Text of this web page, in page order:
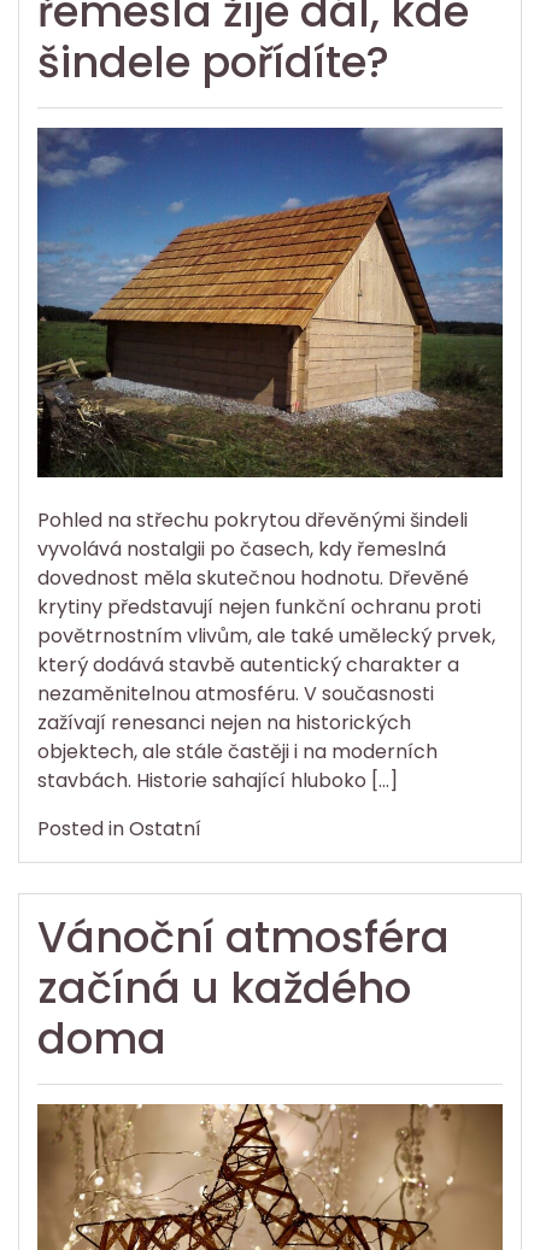
šindele pořídíte?
Pohled na střechu pokrytou dřevěnými šindeli
vyvolává nostalgii po časech, kdy řemeslná
dovednost měla skutečnou hodnotu. Dřevěné
krytiny představují nejen funkční ochranu proti
povětrnostním vlivům, ale také umělecký prvek,
který dodává stavbě autentický charakter a
nezaměnitelnou atmosféru. V současnosti
zažívají renesanci nejen na historických
objektech, ale stále častěji i na moderních
stavbách. Historie sahající hluboko […]
Posted inOstatní
Vánoční atmosféra
začíná u každého
doma